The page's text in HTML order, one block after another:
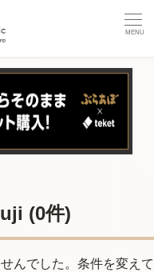
(0件)
んでした。条件を変えて